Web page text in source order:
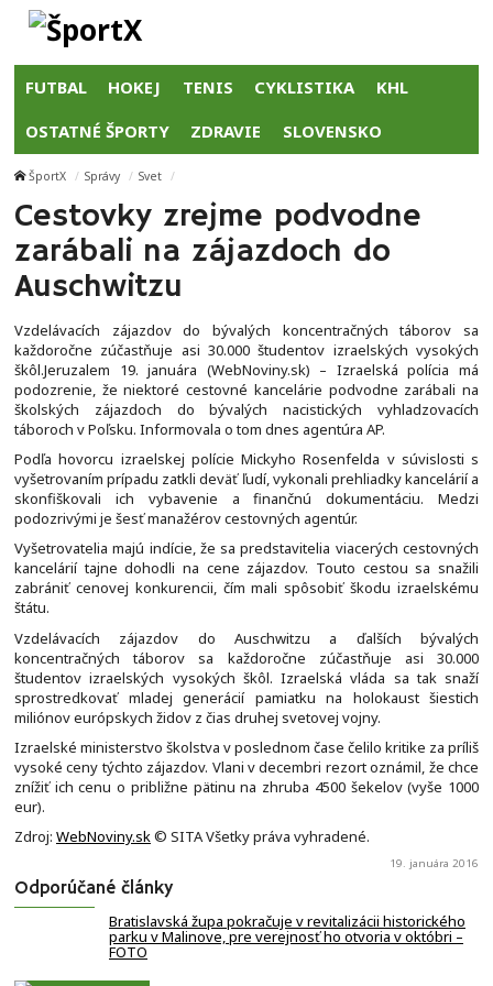
FUTBAL HOKEJ TENIS CYKLISTIKA KHL
OSTATNÉ ŠPORTY ZDRAVIE SLOVENSKO
ŠportX Správy Svet
Cestovky zrejme podvodne
zarábali na zájazdoch do
Auschwitzu
Vzdelávacích zájazdov do bývalých koncentračných táborov sa
každoročne zúčastňuje asi 30.000 študentov izraelských vysokých
škôl.Jeruzalem 19. januára (WebNoviny.sk) – Izraelská polícia má
podozrenie, že niektoré cestovné kancelárie podvodne zarábali na
školských zájazdoch do bývalých nacistických vyhladzovacích
táboroch v Poľsku. Informovala o tom dnes agentúra AP.
Podľa hovorcu izraelskej polície Mickyho Rosenfelda v súvislosti s
vyšetrovaním prípadu zatkli deväť ľudí, vykonali prehliadky kancelárií a
skonfiškovali ich vybavenie a finančnú dokumentáciu. Medzi
podozrivými je šesť manažérov cestovných agentúr.
Vyšetrovatelia majú indície, že sa predstavitelia viacerých cestovných
kancelárií tajne dohodli na cene zájazdov. Touto cestou sa snažili
zabrániť cenovej konkurencii, čím mali spôsobiť škodu izraelskému
štátu.
Vzdelávacích zájazdov do Auschwitzu a ďalších bývalých
koncentračných táborov sa každoročne zúčastňuje asi 30.000
študentov izraelských vysokých škôl. Izraelská vláda sa tak snaží
sprostredkovať mladej generácií pamiatku na holokaust šiestich
miliónov európskych židov z čias druhej svetovej vojny.
Izraelské ministerstvo školstva v poslednom čase čelilo kritike za príliš
vysoké ceny týchto zájazdov. Vlani v decembri rezort oznámil, že chce
znížiť ich cenu o približne pätinu na zhruba 4500 šekelov (vyše 1000
eur).
Zdroj: WebNoviny.sk© SITA Všetky práva vyhradené.
19. januára 2016
Odporúčané články
Bratislavská župa pokračuje v revitalizácii historického
parku v Malinove, pre verejnosť ho otvoria v októbri –
FOTO